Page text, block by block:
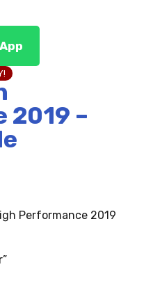
2019 –
Performance 2019